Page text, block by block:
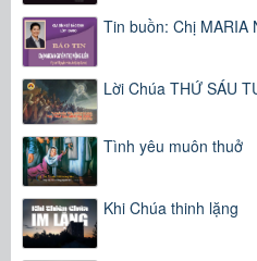
Tin buồn: Chị MARIA
Lời Chúa THỨ SÁU
Tình yêu muôn thuở
Khi Chúa thinh lặng